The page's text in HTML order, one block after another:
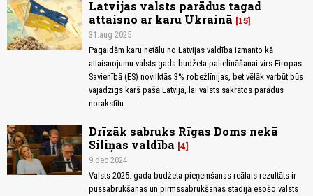
Latvijas valsts parādus tagad
attaisno ar karu Ukrainā
15
31.aug 2025
Pagaidām karu netālu no Latvijas valdība izmanto kā
attaisnojumu valsts gada budžeta palielināšanai virs Eiropas
Savienībā (ES) novilktās 3% robežlīnijas, bet vēlāk varbūt būs
vajadzīgs karš pašā Latvijā, lai valsts sakrātos parādus
norakstītu.
Drīzāk sabruks Rīgas Doms nekā
Siliņas valdība 4
9.dec 2024
Valsts 2025. gada budžeta pieņemšanas reālais rezultāts ir
pussabrukšanas un pirmssabrukšanas stadijā esošo valsts